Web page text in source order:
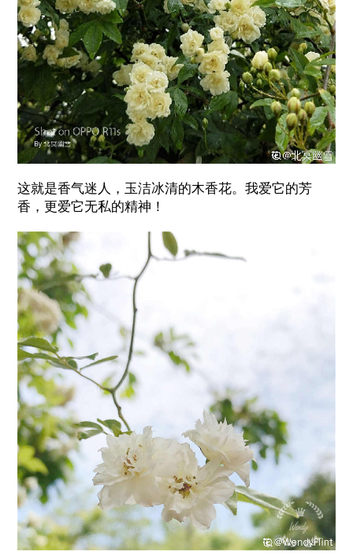
这就是香气迷人，玉洁冰清的木香花。我爱它的芳
香，更爱它无私的精神！